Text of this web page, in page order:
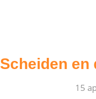
Scheiden en
15